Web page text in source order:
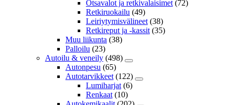
Otsavalot ja retkivalaisimet (72)
Retkiruokailu (49)
Leiriytymisvälineet (38)
Retkireput ja -kassit (35)
Muu liikunta (38)
Palloilu (23)
Autoilu & veneily (498)
Autonpesu (65)
Autotarvikkeet (122)
Lumiharjat (6)
Renkaat (10)